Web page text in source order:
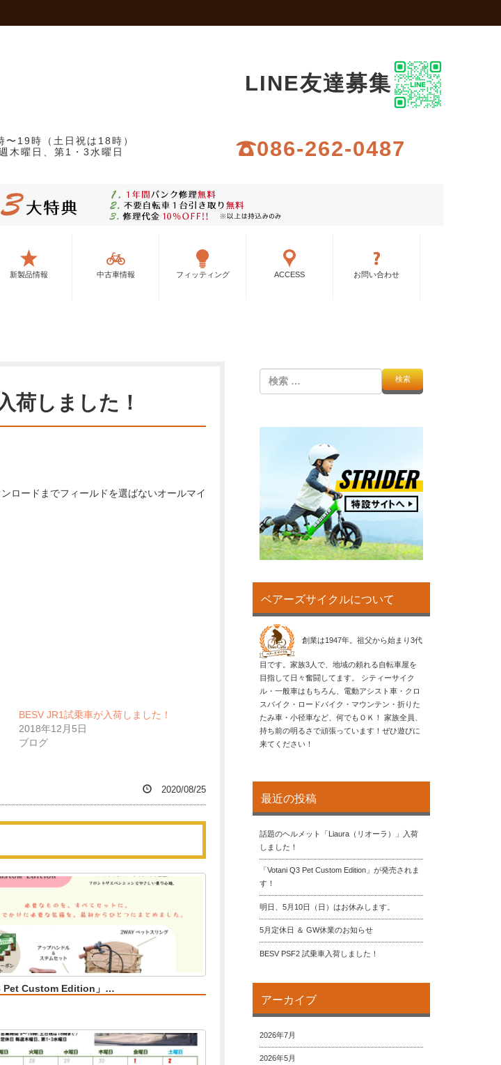
LINE友達募集
〜19時（土日祝は18時）
木曜日、第1・3水曜日
086-262-0487
新製品情報 中古車情報 フィッティング ACCESS お問い合わせ
荷しました！
ロードまでフィールドを選ばないオールマイ
BESV JR1試乗車が入荷しました！
2018年12月5日
ブログ
2020/08/25
Pet Custom Edition」…
ベアーズサイクルについて
創業は1947年。祖父から始まり3代
目です。家族3人で、地域の頼れる自転車屋を
目指して日々奮闘してます。 シティーサイク
ル・一般車はもちろん、電動アシスト車・クロ
スバイク・ロードバイク・マウンテン・折りた
たみ車・小径車など、何でもＯＫ！ 家族全員、
持ち前の明るさで頑張っています！ぜひ遊びに
来てください！
最近の投稿
話題のヘルメット「Liaura（リオーラ）」入荷
しました！
「Votani Q3 Pet Custom Edition」が発売されま
す！
明日、5月10日（日）はお休みします。
5月定休日 ＆ GW休業のお知らせ
BESV PSF2 試乗車入荷しました！
アーカイブ
2026年7月
2026年5月